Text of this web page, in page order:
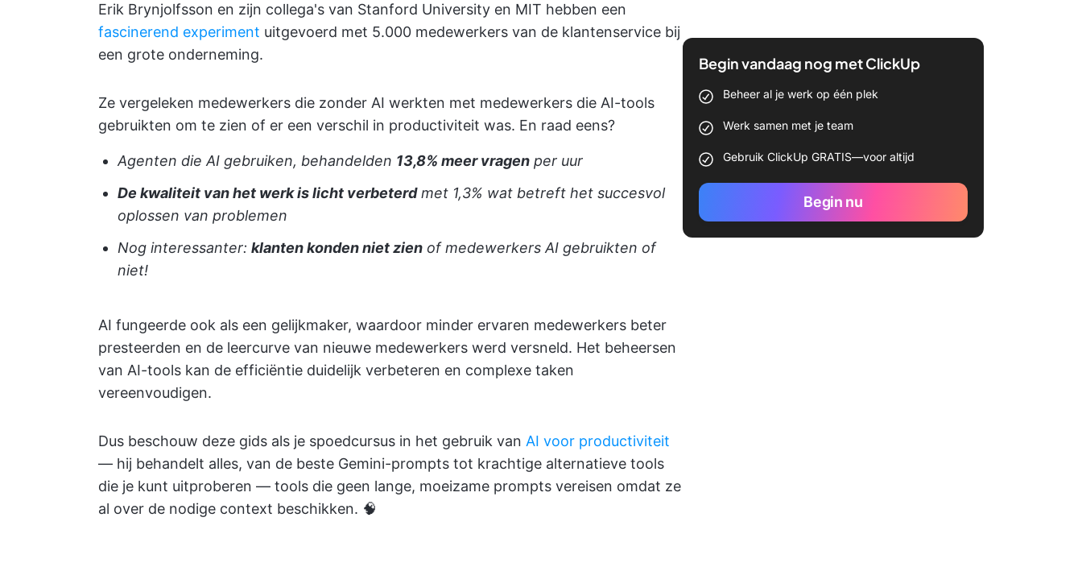
Erik Brynjolfsson en zijn collega's van Stanford University en MIT hebben een
fascinerend experiment uitgevoerd met 5.000 medewerkers van de klantenservice bij
een grote onderneming.
Ze vergeleken medewerkers die zonder AI werkten met medewerkers die AI-tools
gebruikten om te zien of er een verschil in productiviteit was. En raad eens?
Agenten die AI gebruiken, behandelden 13,8% meer vragen per uur
De kwaliteit van het werk is licht verbeterdmet 1,3% wat betreft het succesvol
oplossen van problemen
Nog interessanter: klanten konden niet zien of medewerkers AI gebruikten of
niet!
AI fungeerde ook als een gelijkmaker, waardoor minder ervaren medewerkers beter
presteerden en de leercurve van nieuwe medewerkers werd versneld. Het beheersen
van AI-tools kan de efficiëntie duidelijk verbeteren en complexe taken
vereenvoudigen.
Dus beschouw deze gids als je spoedcursus in het gebruik van AI voor productiviteit
— hij behandelt alles, van de beste Gemini-prompts tot krachtige alternatieve tools
die je kunt uitproberen — tools die geen lange, moeizame prompts vereisen omdat ze
al over de nodige context beschikken. 🧠
Begin vandaag nog met ClickUp
Beheer al je werk op één plek
Werk samen met je team
Gebruik ClickUp GRATIS—voor altijd
Begin nu